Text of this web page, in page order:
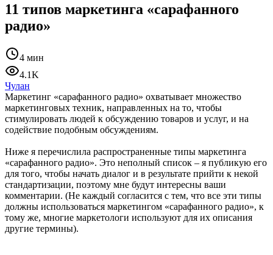
11 типов маркетинга «сарафанного
радио»
4 мин
4.1K
Чулан
Маркетинг «сарафанного радио» охватывает множество
маркетинговых техник, направленных на то, чтобы
стимулировать людей к обсуждению товаров и услуг, и на
содействие подобным обсуждениям.
Ниже я перечислила распространенные типы маркетинга
«сарафанного радио». Это неполный список – я публикую его
для того, чтобы начать диалог и в результате прийти к некой
стандартизации, поэтому мне будут интересны ваши
комментарии. (Не каждый согласится с тем, что все эти типы
должны использоваться маркетингом «сарафанного радио», к
тому же, многие маркетологи используют для их описания
другие термины).